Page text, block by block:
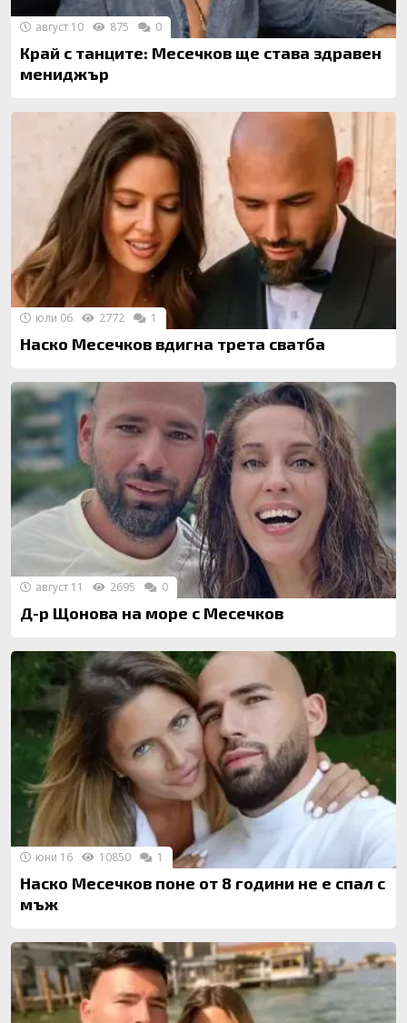
Край с танците: Месечков ще става здравен
мениджър
август 10 875 0
Наско Месечков вдигна трета сватба
юли 06 2772 1
Д-р Щонова на море с Месечков
август 11 2695 0
Наско Месечков поне от 8 години не е спал с
мъж
юни 16 10850 1